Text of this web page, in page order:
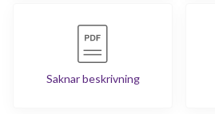
Saknar beskrivning